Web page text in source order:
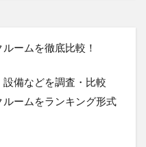
ームを徹底比較！
備などを調査・比較
ームをランキング形式